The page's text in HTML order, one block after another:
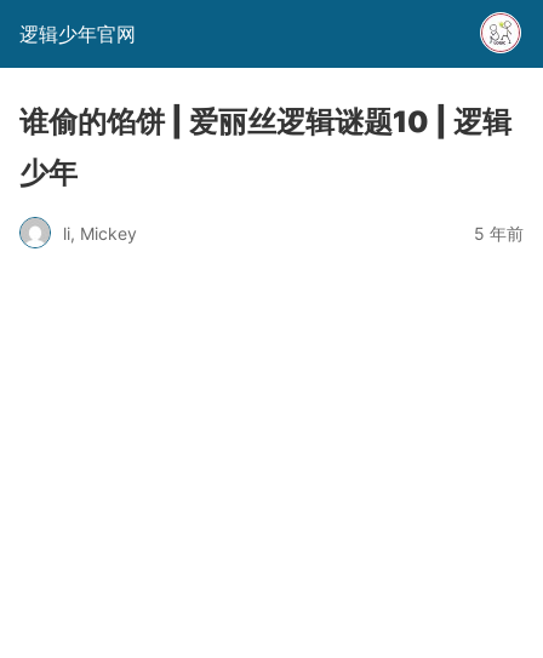
逻辑少年官网
谁偷的馅饼 | 爱丽丝逻辑谜题10 | 逻辑
少年
li, Mickey 5 年前